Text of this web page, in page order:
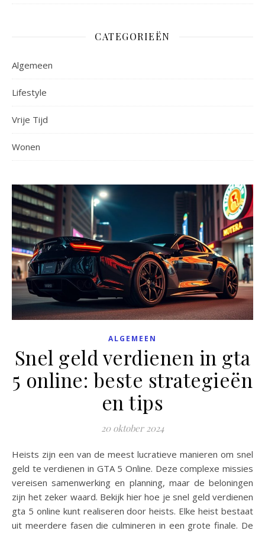
CATEGORIEËN
Algemeen
Lifestyle
Vrije Tijd
Wonen
ALGEMEEN
Snel geld verdienen in gta
5 online: beste strategieën
en tips
20 oktober 2024
Heists zijn een van de meest lucratieve manieren om snel
geld te verdienen in GTA 5 Online. Deze complexe missies
vereisen samenwerking en planning, maar de beloningen
zijn het zeker waard. Bekijk hier hoe je snel geld verdienen
gta 5 online kunt realiseren door heists. Elke heist bestaat
uit meerdere fasen die culmineren in een grote finale. De